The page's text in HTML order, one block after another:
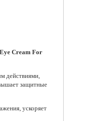
Cream For
действиями,
защитные
ускоряет